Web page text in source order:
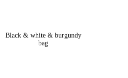
Black & white & burgundy
bag